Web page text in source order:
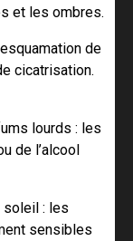
et les ombres.
de
cicatrisation.
lourds : les
de l’alcool
soleil : les
sensibles